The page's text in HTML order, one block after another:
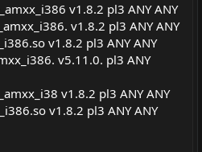
v1.8.2 pl3 ANY ANY
v1.8.2 pl3 ANY ANY
v1.8.2 pl3 ANY ANY
v5.11.0. pl3 ANY
v1.8.2 pl3 ANY ANY
v1.8.2 pl3 ANY ANY